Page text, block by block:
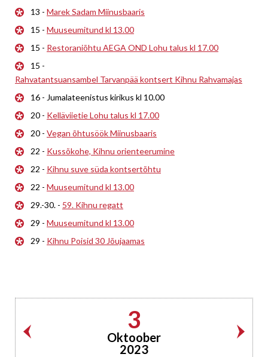
13 - Marek Sadam Miinusbaaris
15 - Muuseumitund kl 13.00
15 - Restoraniõhtu AEGA OND Lohu talus kl 17.00
15 -
Rahvatantsuansambel Tarvanpää kontsert Kihnu Rahvamajas
16 - Jumalateenistus kirikus kl 10.00
20 - Kelläviietie Lohu talus kl 17.00
20 - Vegan õhtusöök Miinusbaaris
22 - Kussõkohe, Kihnu orienteerumine
22 - Kihnu suve süda kontsertõhtu
22 - Muuseumitund kl 13.00
29.-30. - 59. Kihnu regatt
29 - Muuseumitund kl 13.00
29 - Kihnu Poisid 30 Jõujaamas
3
Oktoober
2023